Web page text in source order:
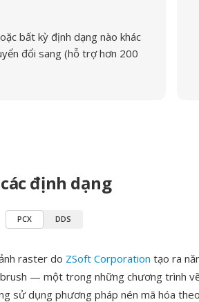
bất kỳ định dạng nào khác
đổi sang (hỗ trợ hơn 200
định dạng
PCX DDS
raster do ZSoft Corporation tạo ra
— một trong những chương trình
sử dụng phương pháp nén mã hóa